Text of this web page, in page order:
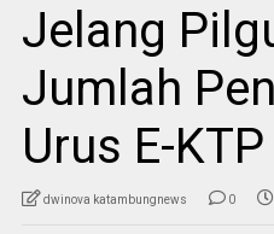
Jelang
Jumlah
Urus E-
dwinova katambungnews 0